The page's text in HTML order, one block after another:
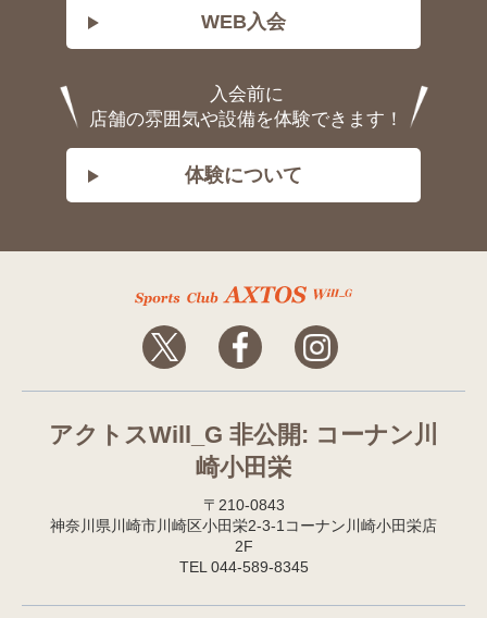
WEB入会
入会前に
店舗の雰囲気や設備を体験できます！
体験について
アクトスWill_G 非公開: コーナン川
崎小田栄
〒210-0843
神奈川県川崎市川崎区小田栄2-3-1コーナン川崎小田栄店
2F
TEL 044-589-8345